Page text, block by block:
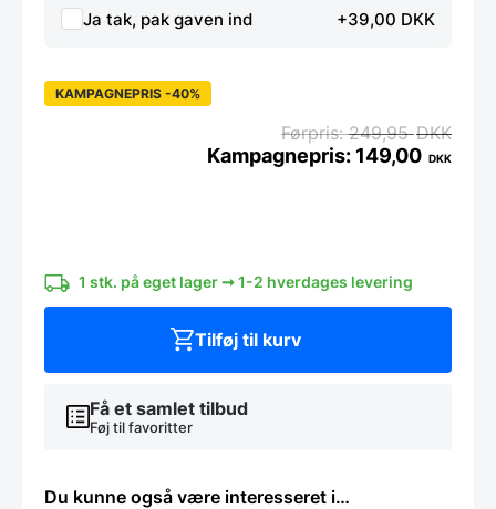
Ja tak, pak gaven ind +39,00 DKK
hank
Mørk
Blå
antal
KAMPAGNEPRIS -40%
249,95DKK
149,00 DKK
1 stk. på eget lager ➞ 1-2 hverdages levering
Få et samlet tilbud
Føj til favoritter
Tilføj til kurv
Du kunne også være interesseret i…